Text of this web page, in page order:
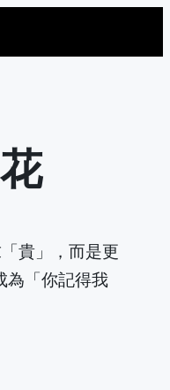
貴」，而是更
為「你記得我